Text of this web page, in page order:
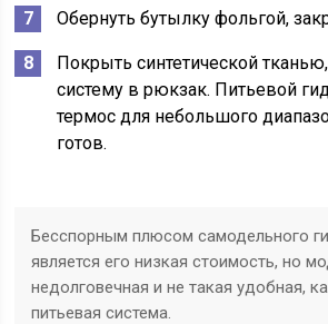
Обернуть бутылку фольгой,
Покрыть синтетической
систему в рюкзак. Питьевой
термос для небольшого
готов.
Бесспорным плюсом самодельного
является его низкая стоимость, но
недолговечная и не такая удобная,
питьевая система.